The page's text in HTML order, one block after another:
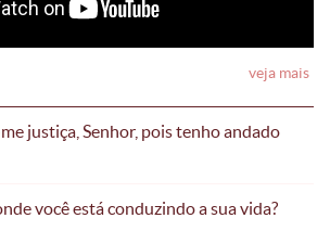
justiça, Senhor, pois tenho andado
você está conduzindo a sua vida?
veja mais